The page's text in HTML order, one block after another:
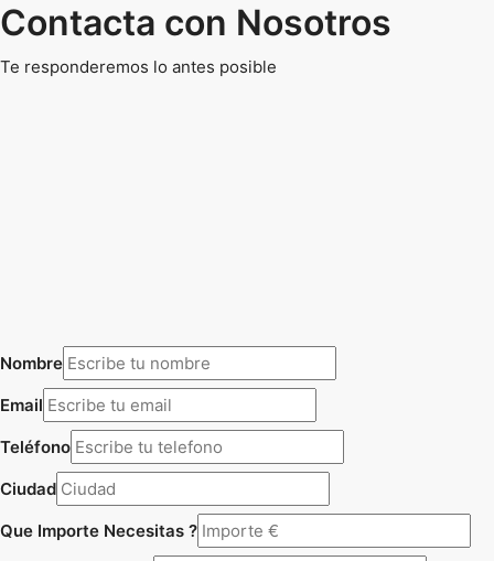
Contacta con Nosotros
Te responderemos lo antes posible
Nombre
Email
Teléfono
Ciudad
Que Importe Necesitas ?